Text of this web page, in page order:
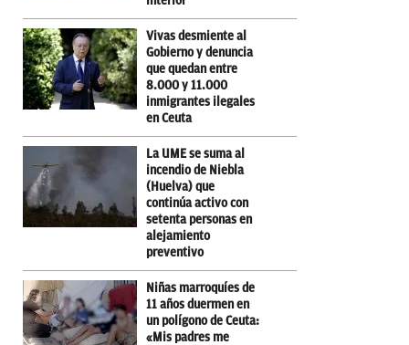
Vivas desmiente al
Gobierno y denuncia
que quedan entre
8.000 y 11.000
inmigrantes ilegales
en Ceuta
La UME se suma al
incendio de Niebla
(Huelva) que
continúa activo con
setenta personas en
alejamiento
preventivo
Niñas marroquíes de
11 años duermen en
un polígono de Ceuta:
«Mis padres me